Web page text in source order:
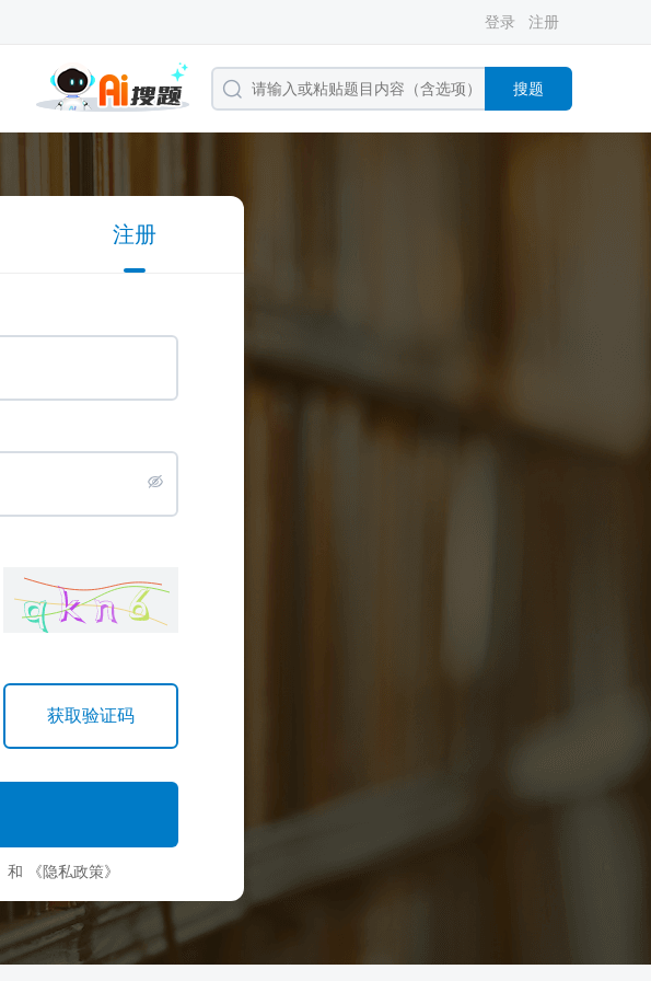
登录 注册
搜题
注册
和 《隐私政策》